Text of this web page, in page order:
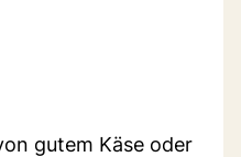
gutem Käse oder